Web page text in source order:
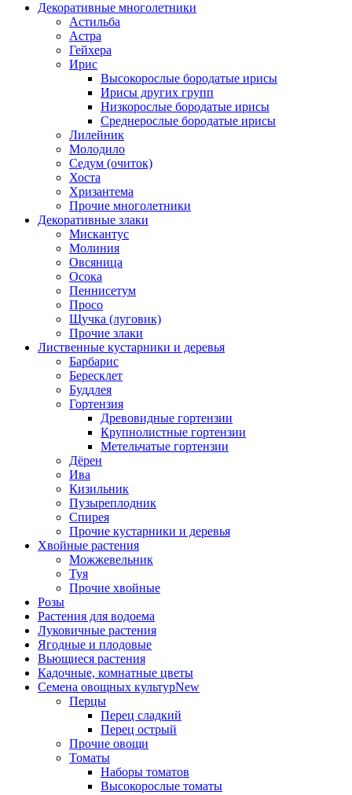
Декоративные многолетники
Астильба
Астра
Гейхера
Ирис
Высокорослые бородатые ирисы
Ирисы других групп
Низкорослые бородатые ирисы
Среднерослые бородатые ирисы
Лилейник
Молодило
Седум (очиток)
Хоста
Хризантема
Прочие многолетники
Декоративные злаки
Мискантус
Молиния
Овсяница
Осока
Пеннисетум
Просо
Щучка (луговик)
Прочие злаки
Лиственные кустарники и деревья
Барбарис
Бересклет
Буддлея
Гортензия
Древовидные гортензии
Крупнолистные гортензии
Метельчатые гортензии
Дёрен
Ива
Кизильник
Пузыреплодник
Спирея
Прочие кустарники и деревья
Хвойные растения
Можжевельник
Туя
Прочие хвойные
Розы
Растения для водоема
Луковичные растения
Ягодные и плодовые
Вьющиеся растения
Кадочные, комнатные цветы
Семена овощных культурNew
Перцы
Перец сладкий
Перец острый
Прочие овощи
Томаты
Наборы томатов
Высокорослые томаты